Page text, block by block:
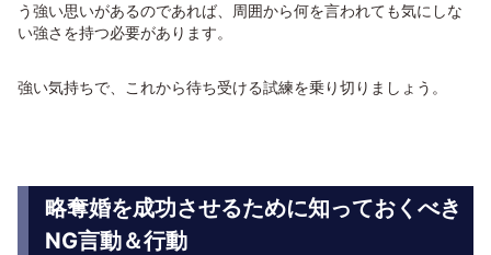
う強い思いがあるのであれば、周囲から何を言われても気にしな
い強さを持つ必要があります。
強い気持ちで、これから待ち受ける試練を乗り切りましょう。
略奪婚を成功させるために知っておくべき
NG言動＆行動